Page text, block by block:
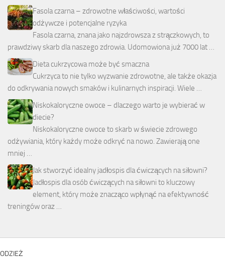
Fasola czarna – zdrowotne właściwości, wartości
odżywcze i potencjalne ryzyka
Fasola czarna, znana jako najzdrowsza z strączkowych, to
prawdziwy skarb dla naszego zdrowia. Udomowiona już 7000 lat …
Dieta cukrzycowa może być smaczna
Cukrzyca to nie tylko wyzwanie zdrowotne, ale także okazja
do odkrywania nowych smaków i kulinarnych inspiracji. Wiele …
Niskokaloryczne owoce – dlaczego warto je wybierać w
diecie?
Niskokaloryczne owoce to skarb w świecie zdrowego
odżywiania, który każdy może odkryć na nowo. Zawierają one
mniej …
Jak stworzyć idealny jadłospis dla ćwiczących na siłowni?
Jadłospis dla osób ćwiczących na siłowni to kluczowy
element, który może znacząco wpłynąć na efektywność
treningów oraz …
ODZIEŻ